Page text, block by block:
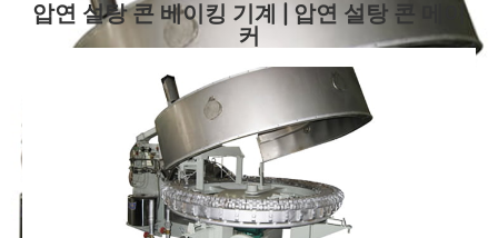
압연 설탕 콘 베이킹 기계 | 압연 설탕 콘 메이
커